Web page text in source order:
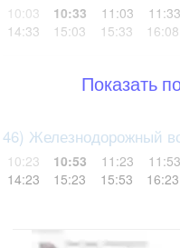
10:03 10:33 11:03 11:33
14:33
15:03 15:33 16:08
Показать
46) Железнодорожный
10:23 10:53 11:23 11:53
14:23
15:23 15:53 16:23